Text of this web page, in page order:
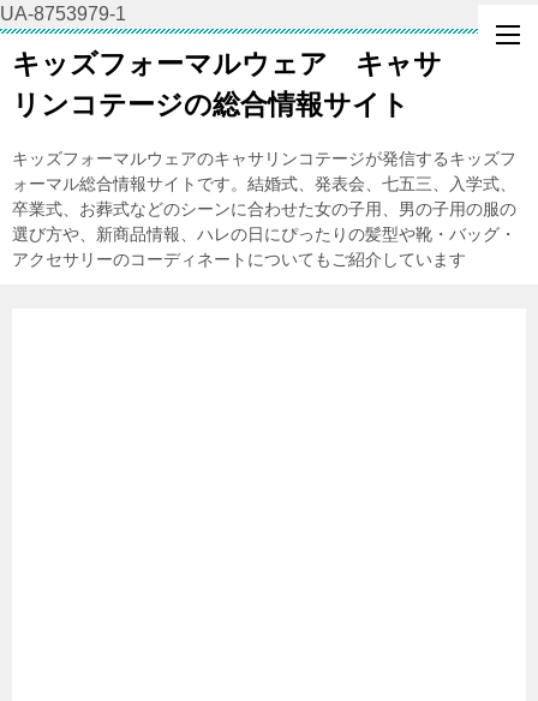
UA-8753979-1
キッズフォーマルウェア キャサ
リンコテージの総合情報サイト
キッズフォーマルウェアのキャサリンコテージが発信するキッズフ
ォーマル総合情報サイトです。結婚式、発表会、七五三、入学式、
卒業式、お葬式などのシーンに合わせた女の子用、男の子用の服の
選び方や、新商品情報、ハレの日にぴったりの髪型や靴・バッグ・
アクセサリーのコーディネートについてもご紹介しています